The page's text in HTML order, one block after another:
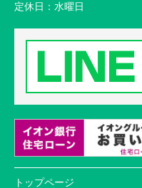
定休日： 水曜日
トップページ